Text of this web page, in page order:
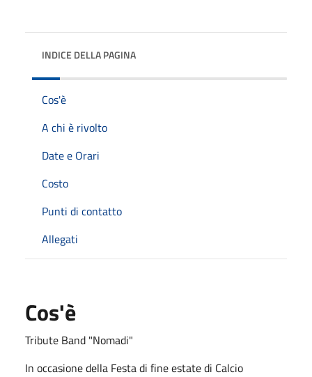
INDICE DELLA PAGINA
Cos'è
A chi è rivolto
Date e Orari
Costo
Punti di contatto
Allegati
Cos'è
Tribute Band "Nomadi"
In occasione della Festa di fine estate di Calcio